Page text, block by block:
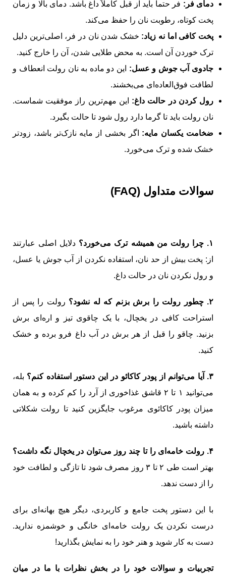
دمای فر: فر حتماً باید از قبل کاملاً داغ باشد. دمای بالا و زمان
پخت کوتاه، رطوبت نان را حفظ می‌کند.
پخت کافی اما نه زیاد: خشک شدن نان در فر، اصلی‌ترین دلیل
ترک خوردن آن است. به محض طلایی شدن، آن را خارج کنید.
جادوی آب جوش و عسل: این دو ماده به نان رولت انعطاف و
لطافت فوق‌العاده‌ای می‌بخشند.
رول کردن در حالت داغ: این مهم‌ترین راز موفقیت شماست.
نان رولت باید تا گرما دارد رول شود تا حالت بگیرد.
ضخامت یکسان مایه: اگر بخشی از مایه نازک‌تر باشد، زودتر
خشک شده و ترک می‌خورد.
سوالات متداول (FAQ)
۱. چرا رولت من همیشه ترک می‌خورد؟
دلایل اصلی عبارتند
از: پخت بیش از حد نان، استفاده نکردن از آب جوش یا عسل،
و رول نکردن نان در حالت داغ.
۲. چطور رولت را برش بزنم که له نشود؟
رولت را پس از
استراحت کافی در یخچال، با یک چاقوی تیز و اره‌ای برش
بزنید. چاقو را قبل از هر برش در آب داغ فرو برده و خشک
کنید.
۳. آیا می‌توانم از پودر کاکائو در این دستور استفاده کنم؟
بله،
می‌توانید ۱ تا ۲ قاشق غذاخوری از آرد را کم کرده و به همان
میزان پودر کاکائوی مرغوب جایگزین کنید تا رولت شکلاتی
داشته باشید.
۴. رولت خامه‌ای را تا چند روز می‌توان در یخچال نگه داشت؟
بهتر است طی ۲ تا ۳ روز مصرف شود تا تازگی و لطافت خود
را از دست ندهد.
با این دستور پخت جامع و کاربردی، دیگر هیچ بهانه‌ای برای
درست نکردن یک رولت خامه‌ای خانگی و خوشمزه ندارید.
دست به کار شوید و هنر خود را به نمایش بگذارید!
تجربیات و سوالات خود را در بخش نظرات با ما در میان